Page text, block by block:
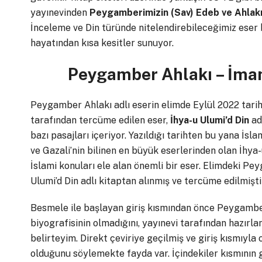
yayınevinden Peygamberimizin (Sav) Edeb ve Ahlakı
İnceleme ve Din türünde nitelendirebileceğimiz eser
hayatından kısa kesitler sunuyor.
Peygamber Ahlakı –
Peygamber Ahlakı adlı eserin elimde Eylül 2022
tarafından tercüme edilen eser, İhya-u Ulumi’d Din
bazı pasajları içeriyor. Yazıldığı tarihten bu yana
ve Gazali’nin bilinen en büyük eserlerinden olan
İslami konuları ele alan önemli bir eser. Elimdeki
Ulumi’d Din adlı kitaptan alınmış ve tercüme
Besmele ile başlayan giriş kısmından önce
biyografisinin olmadığını, yayınevi tarafından
belirteyim. Direkt çeviriye geçilmiş ve giriş kısmıyla
olduğunu söylemekte fayda var. İçindekiler kısmının